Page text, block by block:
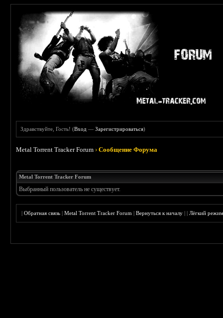
Здравствуйте, Гость! (Вход —Зарегистрироваться)
Metal Torrent Tracker Forum ›Сообщение Форума
Metal Torrent Tracker Forum
Выбранный пользователь не существует.
|Обратная связь |Metal Torrent Tracker Forum |Вернуться к началу ||Лёгкий